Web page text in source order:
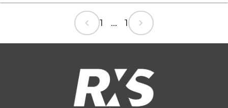
chevron_left 1 ... 1 chevron_right